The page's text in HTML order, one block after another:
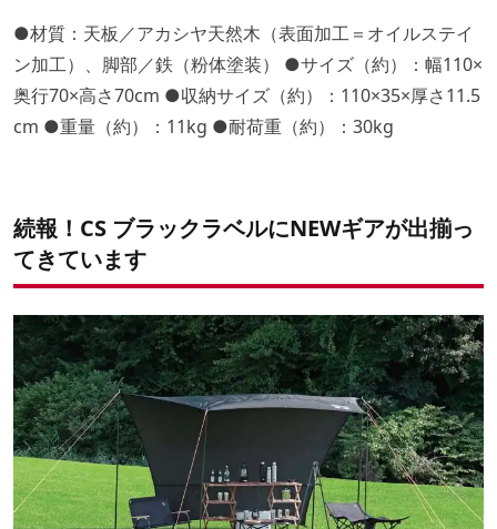
●材質：天板／アカシヤ天然木（表面加工＝オイルステイ
ン加工）、脚部／鉄（粉体塗装） ●サイズ（約）：幅110×
奥行70×高さ70cm ●収納サイズ（約）：110×35×厚さ11.5
cm ●重量（約）：11kg ●耐荷重（約）：30kg
続報！CS ブラックラベルにNEWギアが出揃っ
てきています